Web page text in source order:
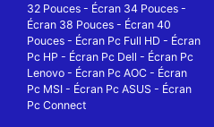
32 Pouces - Écran 34 Pouces -
Écran 38 Pouces - Écran 40
Pouces - Écran Pc Full HD - Écran
Pc HP - Écran Pc Dell - Écran Pc
Lenovo - Écran Pc AOC - Écran
Pc MSI - Écran Pc ASUS - Écran
Pc Connect